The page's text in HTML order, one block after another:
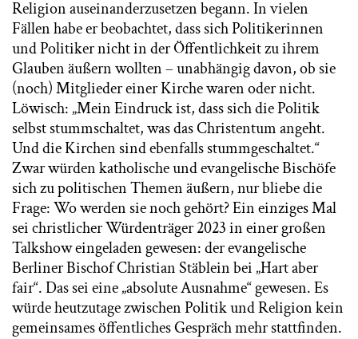
Religion auseinanderzusetzen begann. In vielen
Fällen habe er beobachtet, dass sich Politikerinnen
und Politiker nicht in der Öffentlichkeit zu ihrem
Glauben äußern wollten – unabhängig davon, ob sie
(noch) Mitglieder einer Kirche waren oder nicht.
Löwisch: „Mein Eindruck ist, dass sich die Politik
selbst stummschaltet, was das Christentum angeht.
Und die Kirchen sind ebenfalls stummgeschaltet.“
Zwar würden katholische und evangelische Bischöfe
sich zu politischen Themen äußern, nur bliebe die
Frage: Wo werden sie noch gehört? Ein einziges Mal
sei christlicher Würdenträger 2023 in einer großen
Talkshow eingeladen gewesen: der evangelische
Berliner Bischof Christian Stäblein bei „Hart aber
fair“. Das sei eine „absolute Ausnahme“ gewesen. Es
würde heutzutage zwischen Politik und Religion kein
gemeinsames öffentliches Gespräch mehr stattfinden.